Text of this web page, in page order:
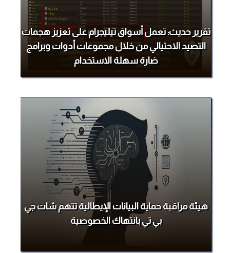
تقرير حديث: تعمل أسواق تيليجرام على تعزيز هجمات
التصيد الاحتيالي من خلال مجموعات أدوات وبرامج
ضارة سهلة الاستخدام
هيئة مراقبة حماية البيانات الإيطالية تتهم شات جي
بي تي بانتهاك الخصوصية